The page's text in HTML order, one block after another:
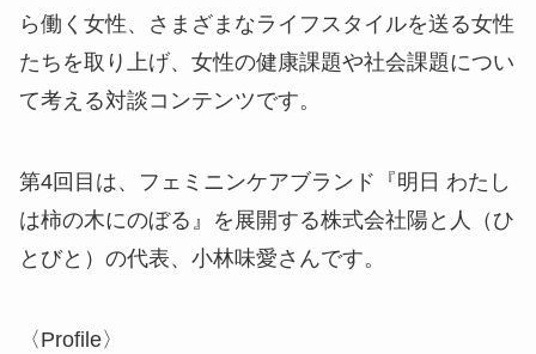
ら働く女性、さまざまなライフスタイルを送る女性
たちを取り上げ、女性の健康課題や社会課題につい
て考える対談コンテンツです。
第4回目は、フェミニンケアブランド『明日 わたし
は柿の木にのぼる』を展開する株式会社陽と人（ひ
とびと）の代表、小林味愛さんです。
〈Profile〉